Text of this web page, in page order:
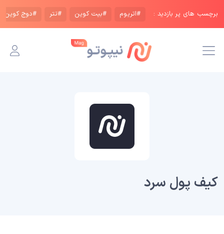
برچسب های پر بازدید : #اتریوم #بیت کوین #تتر #دوج کوین
کیف پول سرد